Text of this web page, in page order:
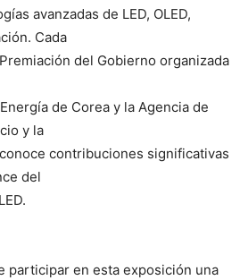
avanzadas de LED, OLED,
Cada
del Gobierno organizada
de Corea y la Agencia de
y la
contribuciones significativas
del
participar en esta exposición una